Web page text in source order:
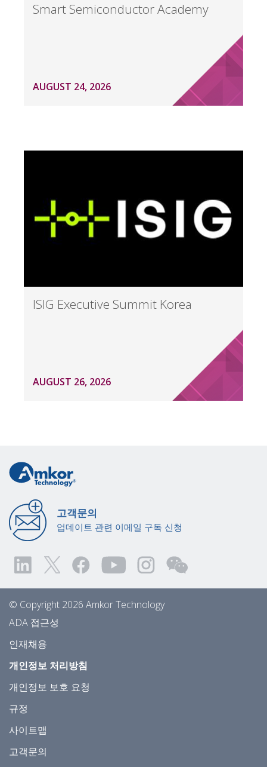
Smart Semiconductor Academy
AUGUST 24, 2026
ISIG Executive Summit Korea
AUGUST 26, 2026
고객문의
업데이트 관련 이메일 구독 신청
© Copyright 2026 Amkor Technology
ADA 접근성
인재채용
개인정보 처리방침
개인정보 보호 요청
규정
사이트맵
고객문의